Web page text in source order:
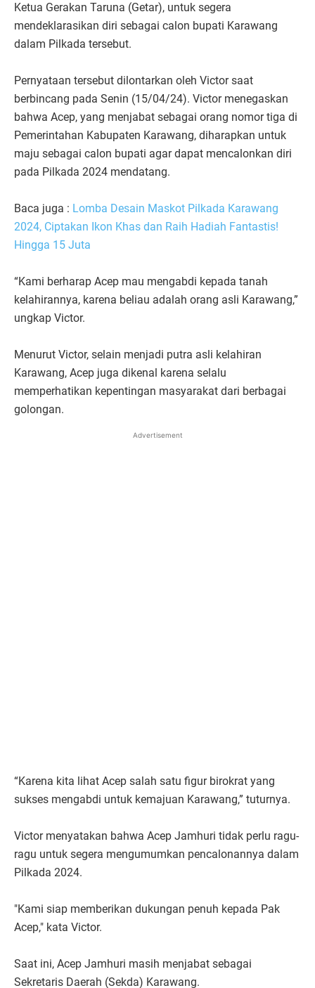
Ketua Gerakan Taruna (Getar), untuk segera
mendeklarasikan diri sebagai calon bupati Karawang
dalam Pilkada tersebut.
Pernyataan tersebut dilontarkan oleh Victor saat
berbincang pada Senin (15/04/24). Victor menegaskan
bahwa Acep, yang menjabat sebagai orang nomor tiga di
Pemerintahan Kabupaten Karawang, diharapkan untuk
maju sebagai calon bupati agar dapat mencalonkan diri
pada Pilkada 2024 mendatang.
Baca juga : Lomba Desain Maskot Pilkada Karawang
2024, Ciptakan Ikon Khas dan Raih Hadiah Fantastis!
Hingga 15 Juta
“Kami berharap Acep mau mengabdi kepada tanah
kelahirannya, karena beliau adalah orang asli Karawang,”
ungkap Victor.
Menurut Victor, selain menjadi putra asli kelahiran
Karawang, Acep juga dikenal karena selalu
memperhatikan kepentingan masyarakat dari berbagai
golongan.
Advertisement
“Karena kita lihat Acep salah satu figur birokrat yang
sukses mengabdi untuk kemajuan Karawang,” tuturnya.
Victor menyatakan bahwa Acep Jamhuri tidak perlu ragu-
ragu untuk segera mengumumkan pencalonannya dalam
Pilkada 2024.
"Kami siap memberikan dukungan penuh kepada Pak
Acep," kata Victor.
Saat ini, Acep Jamhuri masih menjabat sebagai
Sekretaris Daerah (Sekda) Karawang.